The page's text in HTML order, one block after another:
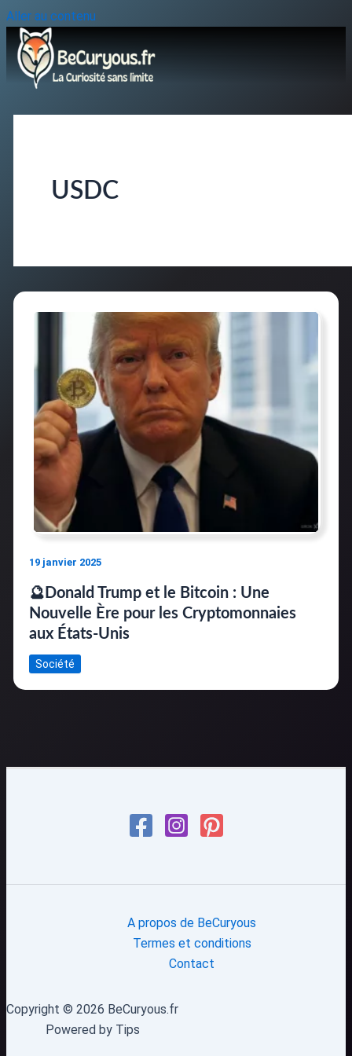
Aller au contenu
USDC
19 janvier 2025
🔮Donald Trump et le Bitcoin : Une
Nouvelle Ère pour les Cryptomonnaies
aux États-Unis
Société
A propos de BeCuryous
Termes et conditions
Contact
Copyright © 2026 BeCuryous.fr
Powered by Tips